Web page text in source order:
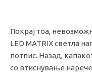
Покрај тоа,
LED MATRIX светла
потпис. Назад,
со втиснување